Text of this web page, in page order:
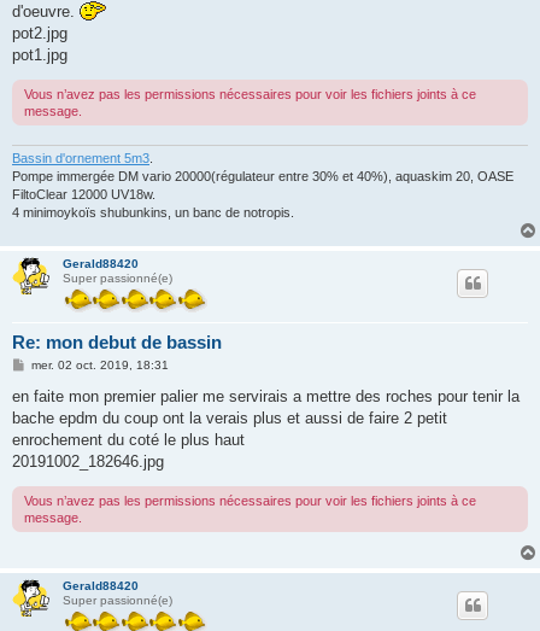
d'oeuvre.
pot2.jpg
pot1.jpg
Vous n’avez pas les permissions nécessaires pour voir les fichiers joints à ce
message.
Bassin d'ornement 5m3
Pompe immergée DM vario 20000(régulateur entre 30% et 40%), aquaskim 20, OASE
FiltoClear 12000 UV18w.
4 minimoykoïs shubunkins, un banc de notropis.
Gerald88420
Super passionné(e)
Re: mon debut de bassin
M
s
a
g
mer. 02 oct. 2019, 18:31
en faite mon premier palier me servirais a mettre des roches pour tenir la
bache epdm du coup ont la verais plus et aussi de faire 2 petit
enrochement du coté le plus haut
20191002_182646.jpg
Vous n’avez pas les permissions nécessaires pour voir les fichiers joints à ce
message.
Gerald88420
Super passionné(e)